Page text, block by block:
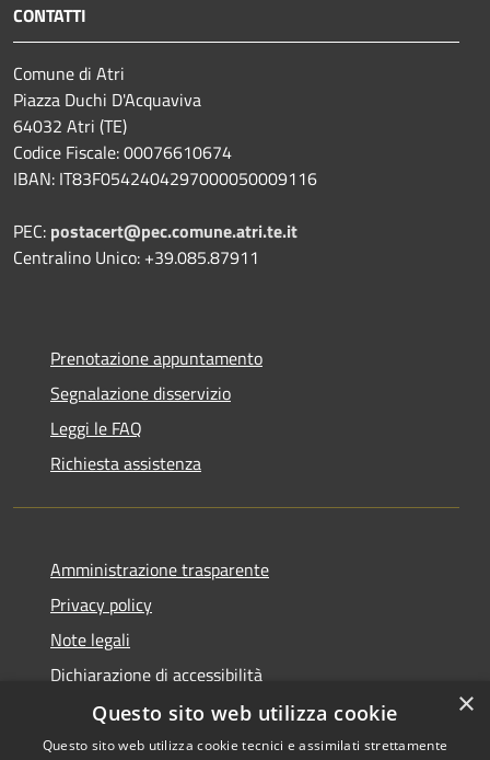
CONTATTI
Comune di Atri
Piazza Duchi D'Acquaviva
64032 Atri (TE)
Codice Fiscale: 00076610674
IBAN: IT83F0542404297000050009116
PEC: postacert@pec.comune.atri.te.it
Centralino Unico: +39.085.87911
Prenotazione appuntamento
Segnalazione disservizio
Leggi le FAQ
Richiesta assistenza
Amministrazione trasparente
Privacy policy
Note legali
Dichiarazione di accessibilità
×
Questo sito web utilizza cookie
Questo sito web utilizza cookie tecnici e assimilati strettamente